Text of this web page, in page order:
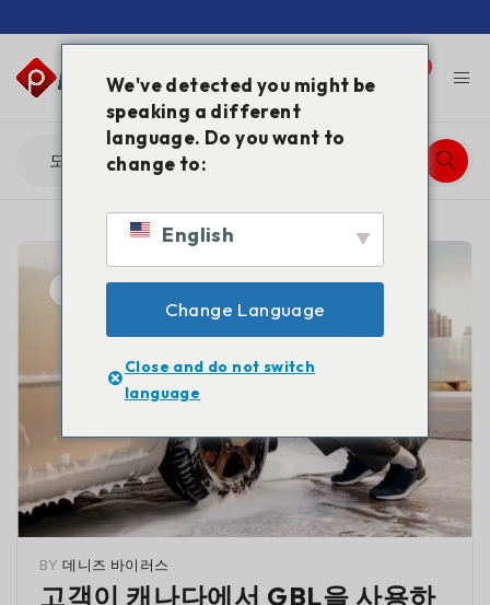
10월 15, 2025
BY 데니즈 바이러스
고객이 캐나다에서 GBL을 사용하
We've detected you might be
speaking a different
language. Do you want to
change to:
English
Change Language
Close and do not switch
language